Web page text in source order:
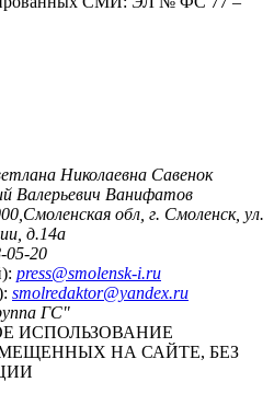
Николаевна Савенок
Валерьевич Ванифатов
обл, г. Смоленск, ул.
д.14а
05-20
press@smolensk-i.ru
smolredaktor@yandex.ru
ГС"
ИСПОЛЬЗОВАНИЕ
НА САЙТЕ, БЕЗ